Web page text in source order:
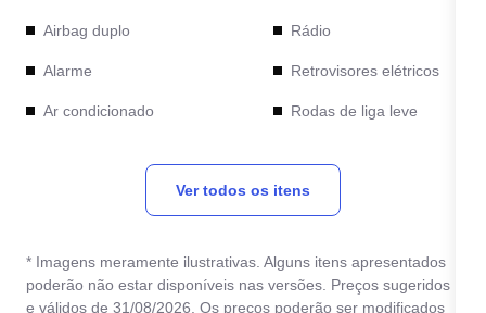
Airbag duplo
Alarme
Ar condicionado
Entrada USB
Rádio
Retrovisores elétricos
Rodas de liga leve
estacionamento traseiro
Travas elétricas
Vidros elétricos
Volante com Regulagem
Ver todos os itens
* Imagens meramente ilustrativas. Alguns itens apresentados
poderão não estar disponíveis nas versões. Preços sugeridos
e válidos de 31/08/2026. Os preços poderão ser modificados